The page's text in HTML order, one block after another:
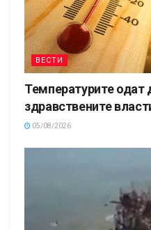
ВЕСТИ
Температурите одат
здравствените
05/08/2026